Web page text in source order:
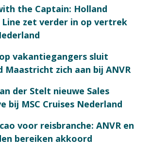
the Captain: Holland
Line zet verder in op vertrek
vakantiegangers sluit
Maastricht zich aan bij ANVR
der Stelt nieuwe Sales
bij MSC Cruises Nederland
voor reisbranche: ANVR en
bereiken akkoord